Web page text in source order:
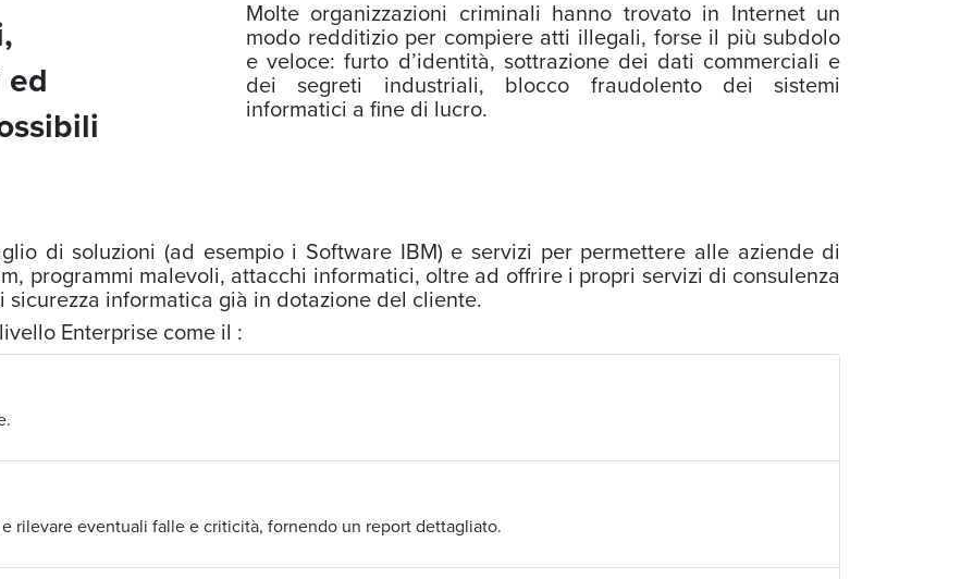
ed
Molte organizzazioni criminali hanno trovato in Internet un
modo redditizio per compiere atti illegali, forse il più subdolo
e veloce: furto d’identità, sottrazione dei dati commerciali e
dei segreti industriali, blocco fraudolento dei sistemi
informatici a fine di lucro.
di soluzioni (ad esempio i Software IBM) e servizi per permettere alle aziende di
programmi malevoli, attacchi informatici, oltre ad offrire i propri servizi di consulenza
sicurezza informatica già in dotazione del cliente.
Enterprise come il :
rilevare eventuali falle e criticità, fornendo un report dettagliato.